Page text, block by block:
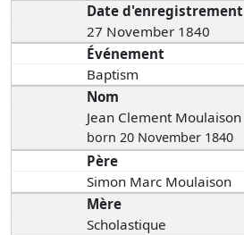
Date d'enregistrement
27 November 1840
Événement
Baptism
Nom
Jean Clement Moulaison
born 20 November 1840
Père
Simon Marc Moulaison
Mère
Scholastique